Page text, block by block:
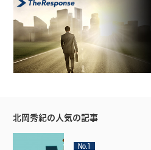
北岡秀紀の人気の記事
No.1